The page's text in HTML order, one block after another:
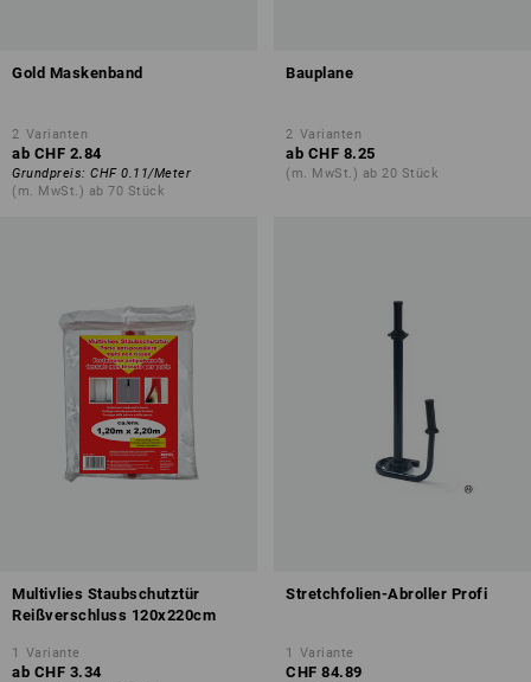
Gold Maskenband
2 Varianten
ab CHF 2.84
Grundpreis: CHF 0.11/Meter
(m. MwSt.) ab 70 Stück
Bauplane
2 Varianten
ab CHF 8.25
(m. MwSt.) ab 20 Stück
Multivlies Staubschutztür
Reißverschluss 120x220cm
1 Variante
ab CHF 3.34
Stretchfolien-Abroller Profi
1 Variante
CHF 84.89